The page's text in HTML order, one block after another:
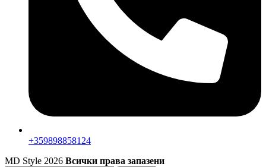
+359898858124
MD Style 2026 Всички права запазени